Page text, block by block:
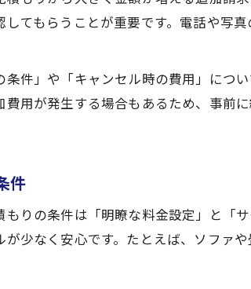
てもらうことが重要です。電話や写
件」や「キャンセル時の費用」につ
用が発生する場合もあるため、事前
件
りの条件は「明瞭な料金設定」と「
少なく安心です。たとえば、ソファ